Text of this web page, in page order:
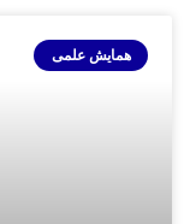
همایش علمی